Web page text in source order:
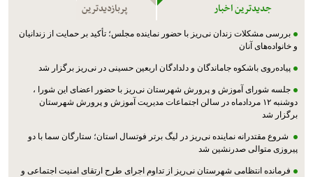
جدیدترین اخبار پربازدیدترین
بررسی مشکلات زندان نی‌ریز با حضور نماینده مجلس؛ تأکید بر حمایت از زندانیان
و خانواده‌های آنان
پیاده‌روی باشکوه جاماندگان و دلدادگان اربعین حسینی در نی‌ریز برگزار شد
جلسه شورای آموزش و پرورش شهرستان نی‌ریز با حضور اعضای این شورا ،
دوشنبه ۱۲ مردادماه در سالن اجتماعات مدیریت آموزش و پرورش شهرستان
برگزار شد
شروع مقتدرانه نماینده نی‌ریز در لیگ برتر فوتسال استان؛ ستارگان سما با دو
پیروزی متوالی صدرنشین شد
فرمانده انتظامی شهرستان نی‌ریز از تداوم اجرای طرح ارتقای امنیت اجتماعی و